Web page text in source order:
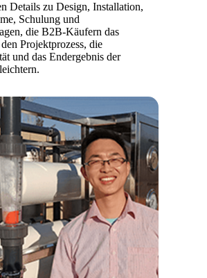
Details zu Design, Installation,
Schulung und
die B2B-Käufern das
Projektprozess, die
und das Endergebnis der